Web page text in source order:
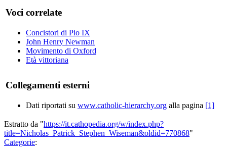
Voci correlate
Concistori di Pio IX
John Henry Newman
Movimento di Oxford
Età vittoriana
Collegamenti esterni
Dati riportati su www.catholic-hierarchy.org alla pagina [1]
Estratto da "https://it.cathopedia.org/w/index.php?
title=Nicholas_Patrick_Stephen_Wiseman&oldid=770868"
Categorie: